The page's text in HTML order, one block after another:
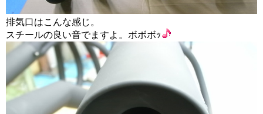
排気口はこんな感じ。
スチールの良い音でますよ。ボボボｯ